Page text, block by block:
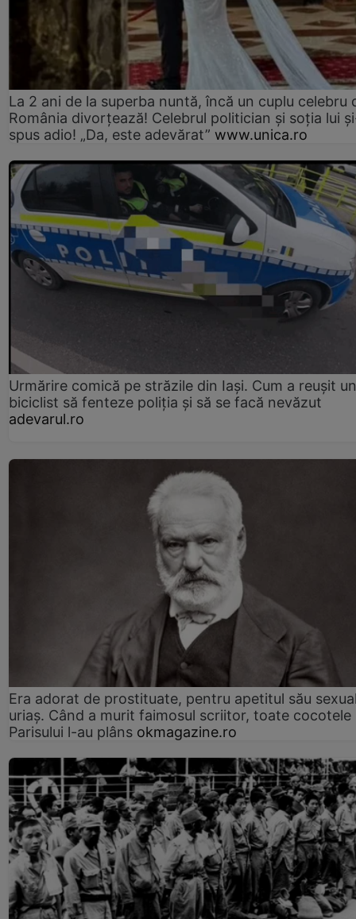
La 2 ani de la superba nuntă, încă un cuplu celebru
România divorțează! Celebrul politician și soția lui
spus adio! „Da, este adevărat” www.unica.ro
Urmărire comică pe străzile din Iași. Cum a reușit un
biciclist să fenteze poliția și să se facă nevăzut
adevarul.ro
Era adorat de prostituate, pentru apetitul său
uriaș. Când a murit faimosul scriitor, toate cocotele
Parisului l-au plâns okmagazine.ro